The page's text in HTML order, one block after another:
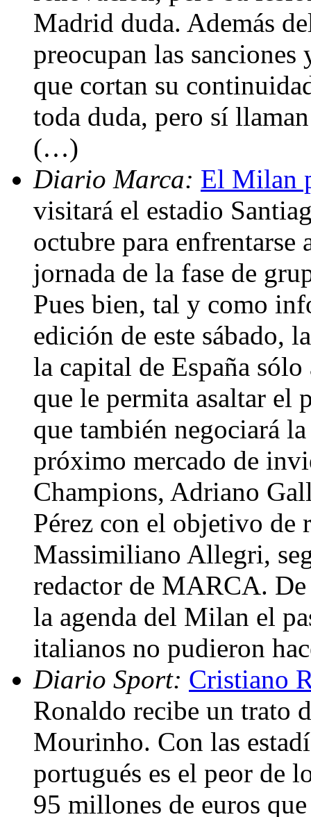
Madrid duda. Además
preocupan las
que cortan su
toda duda, pero sí
(…)
Diario Marca: El Milan
visitará el estadio
octubre para
jornada de la fase de
Pues bien, tal y como
edición de este sábado,
la capital de España
que le permita asaltar el
que también negociará
próximo mercado de
Champions, Adriano
Pérez con el objetivo de
Massimiliano Allegri,
redactor de MARCA.
la agenda del Milan el
italianos no pudieron
Diario Sport: Cristiano
Ronaldo recibe un trato
Mourinho. Con las
portugués es el peor de
95 millones de euros